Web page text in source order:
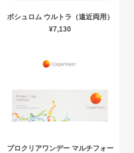
ボシュロム ウルトラ（遠近両用）
¥7,130
プロクリアワンデー マルチフォー